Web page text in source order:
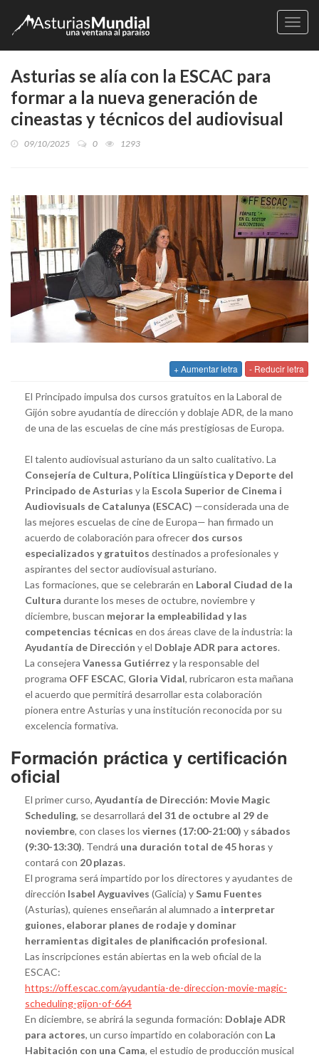
Asturias se alía con la ESCAC para
formar a la nueva generación de
cineastas y técnicos del audiovisual
09/10/2025 0 1293
+ Aumentar letra - Reducir letra
El Principado impulsa dos cursos gratuitos en la Laboral de
Gijón sobre ayudantía de dirección y doblaje ADR, de la mano
de una de las escuelas de cine más prestigiosas de Europa.
El talento audiovisual asturiano da un salto cualitativo. La
Consejería de Cultura, Política Llingüística y Deporte del
Principado de Asturias y la Escola Superior de Cinema i
Audiovisuals de Catalunya (ESCAC) —considerada una de
las mejores escuelas de cine de Europa— han firmado un
acuerdo de colaboración para ofrecer dos cursos
especializados y gratuitos destinados a profesionales y
aspirantes del sector audiovisual asturiano.
Las formaciones, que se celebrarán en Laboral Ciudad de la
Cultura durante los meses de octubre, noviembre y
diciembre, buscan mejorar la empleabilidad y las
competencias técnicas en dos áreas clave de la industria: la
Ayudantía de Dirección y el Doblaje ADR para actores.
La consejera Vanessa Gutiérrez y la responsable del
programa OFF ESCAC, Gloria Vidal, rubricaron esta mañana
el acuerdo que permitirá desarrollar esta colaboración
pionera entre Asturias y una institución reconocida por su
excelencia formativa.
Formación práctica y certificación
oficial
El primer curso, Ayudantía de Dirección: Movie Magic
Scheduling, se desarrollará del 31 de octubre al 29 de
noviembre, con clases los viernes (17:00-21:00) y sábados
(9:30-13:30). Tendrá una duración total de 45 horas y
contará con 20 plazas.
El programa será impartido por los directores y ayudantes de
dirección Isabel Ayguavives (Galicia) ySamu Fuentes
(Asturias), quienes enseñarán al alumnado a interpretar
guiones, elaborar planes de rodaje y dominar
herramientas digitales de planificación profesional.
Las inscripciones están abiertas en la web oficial de la
ESCAC:
https://off.escac.com/ayudantia-de-direccion-movie-magic-
scheduling-gijon-of-664
En diciembre, se abrirá la segunda formación: Doblaje ADR
para actores, un curso impartido en colaboración con La
Habitación con una Cama, el estudio de producción musical